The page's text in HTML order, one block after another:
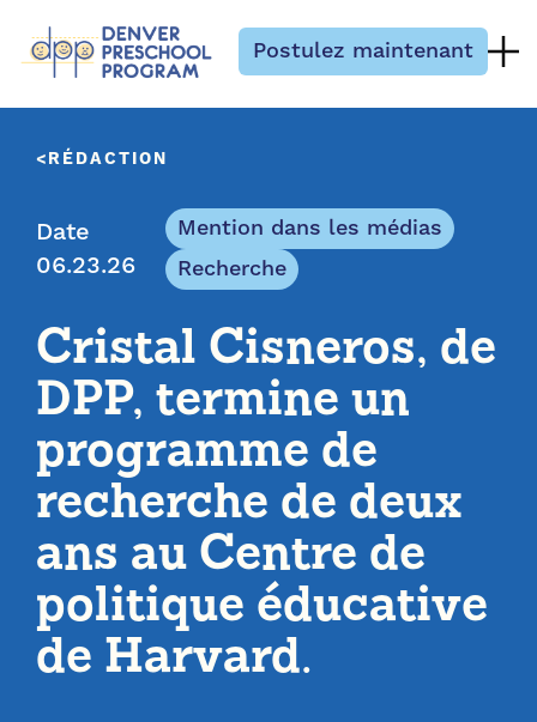
Postulez maintenant
RÉDACTION
Date
06.23.26
Mention dans les médias
Recherche
Cristal Cisneros, de
DPP, termine un
programme de
recherche de deux
ans au Centre de
politique éducative
de Harvard.